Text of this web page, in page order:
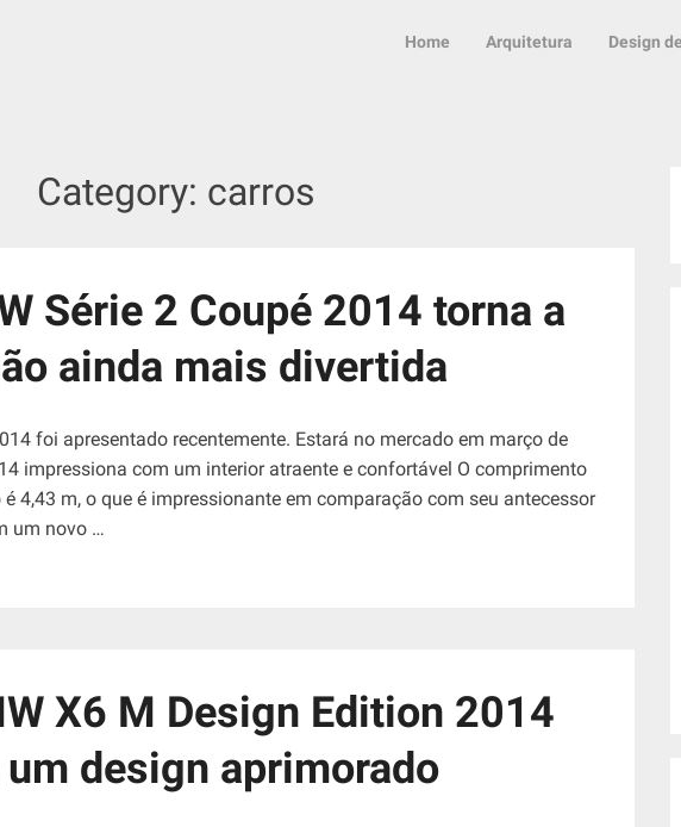
Home Arquitetura Design
Category: carros
Série 2 Coupé 2014 torna a
ainda mais divertida
foi apresentado recentemente. Estará no mercado em março de
impressiona com um interior atraente e confortável O comprimento
4,43 m, o que é impressionante em comparação com seu antecessor
um novo …
X6 M Design Edition 2014
design aprimorado